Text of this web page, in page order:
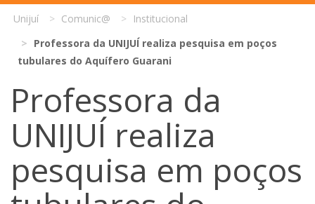
Unijuí Comunic@
Institucional
Professora da UNIJUÍ realiza pesquisa em poços
tubulares do Aquífero Guarani
Professora da
UNIJUÍ realiza
pesquisa em poços